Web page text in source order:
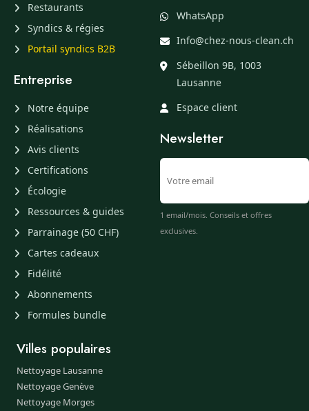
Restaurants
Syndics & régies
Portail syndics B2B
Entreprise
Notre équipe
Réalisations
Avis clients
Certifications
Écologie
Ressources & guides
Parrainage (50 CHF)
Cartes cadeaux
Fidélité
Abonnements
Formules bundle
WhatsApp
Info@chez-nous-clean.ch
Sébeillon 9B, 1003
Lausanne
Espace client
Newsletter
1 email/mois. Conseils et offres
exclusives.
Villes populaires
Nettoyage Lausanne
Nettoyage Genève
Nettoyage Morges